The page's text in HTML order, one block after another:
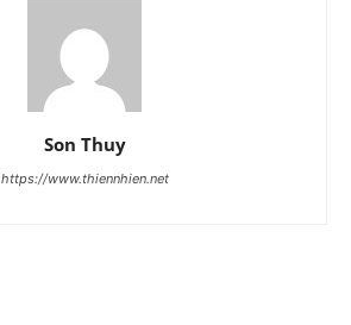
Son Thuy
https://www.thiennhien.net